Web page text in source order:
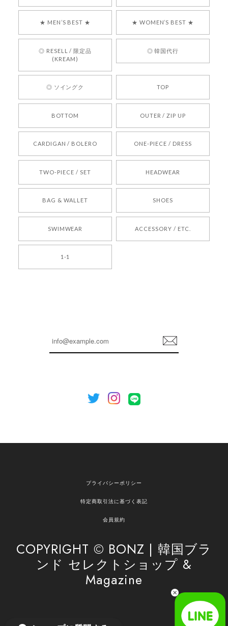
気に入っていただけたようで、大変嬉しく思いま
言葉をいただきありがとうございます。安心して
お買い物いただけたとのこと、何より嬉しいで
す。 これからも迅速かつ丁寧な対応を心がけ、安
心してご利用いただけるショップを目指してまい
ります。 また気になる商品がございましたら、ぜ
りお待ちしております。
2026/05/24
250
2026/05/24
2026/04/14
を心がけてまいります。 またお探しの商品がござ
欲しかったものが買えて嬉しいです！ またお願いします。
の商品のお手伝いができ、喜んでいただけて大変
安心してお任せいただけるよう、丁寧な対応を心
がけてまいります。 また気になる商品がございま
無事届きました！ LINEでの問い合わせも対応が早く優しくて
★ MEN’S BEST ★ ★ WOMEN’S BEST ★
◎ RESELL / 限定品
(KREAM)
◎ 韓国代行
◎ ソイングク TOP
BOTTOM OUTER / ZIP UP
CARDIGAN / BOLERO ONE-PIECE / DRESS
TWO-PIECE / SET HEADWEAR
BAG & WALLET SHOES
SWIMWEAR ACCESSORY / ETC.
1-1
登
録
プライバシーポリシー
特定商取引法に基づく表記
会員規約
COPYRIGHT © BONZ | 韓国ブラ
ンド セレクトショップ &
Magazine